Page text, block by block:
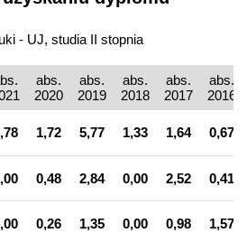
- UJ, studia II stopnia
abs.
2020
abs.
2019
abs.
2018
abs.
2017
abs.
2016
1,72 5,77 1,33 1,64 0,67
0,48 2,84 0,00 2,52 0,41
0,26 1,35 0,00 0,98 1,57